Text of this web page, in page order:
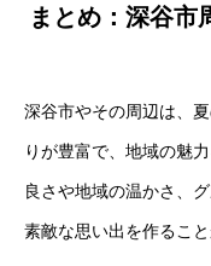
まとめ：深谷市
深谷市やその周辺は、
りが豊富で、地域の魅
良さや地域の温かさ、
素敵な思い出を作ること